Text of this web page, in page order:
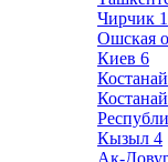
Чирчик 1
Ошская
Киев 6
Костанай
Кызыл 4
Ак-